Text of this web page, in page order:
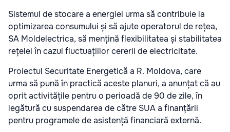
Sistemul de stocare a energiei urma să contribuie la
optimizarea consumului și să ajute operatorul de rețea,
SA Moldelectrica, să mențină flexibilitatea și stabilitatea
rețelei în cazul fluctuațiilor cererii de electricitate.
Proiectul Securitate Energetică a R. Moldova, care
urma să pună în practică aceste planuri, a anunțat că au
oprit activitățile pentru o perioadă de 90 de zile, în
legătură cu suspendarea de către SUA a finanțării
pentru programele de asistență financiară externă.